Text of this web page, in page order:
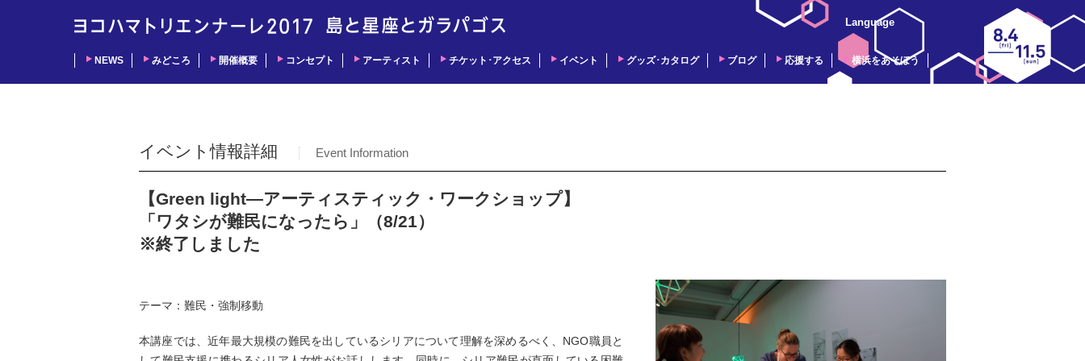
NEWS みどころ 開催概要 コンセプト アーティスト チケット･アクセス イベント グッズ･カタログ ブログ 応援する 横浜をあそぼう
Language
イベント情報詳細 Event Information
【Green light―アーティスティック・ワークショップ】
「ワタシが難民になったら」（8/21）
※終了しました
テーマ：難民・強制移動
本講座では、近年最大規模の難民を出しているシリアについて理解を深めるべく、NGO職員と